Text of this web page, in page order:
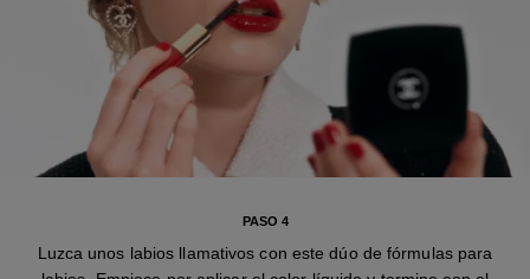
PASO 4
Luzca unos labios llamativos con este dúo de fórmulas para